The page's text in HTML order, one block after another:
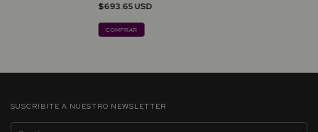
$693.65 USD
COMPRAR
SUSCRIBITE A NUESTRO NEWSLETTER